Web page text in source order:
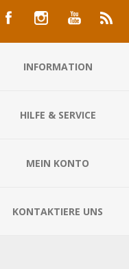
INFORMATION
HILFE & SERVICE
MEIN KONTO
KONTAKTIERE UNS